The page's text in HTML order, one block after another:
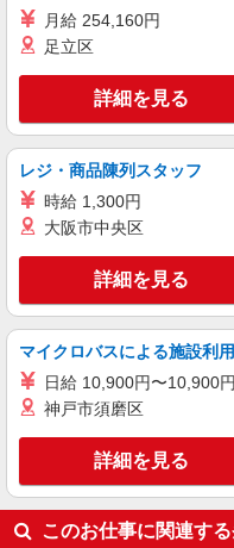
降 時給
キープ
アルバイト
生活協同組合コープみらい
品出し
時給
降 時給＋
東京都
キープ
月給 254,160円
足立区
詳細を見る
レジ・商品陳列スタッフ
時給 1,300円
大阪市中央区
詳細を見る
マイクロバスによる施設利
日給 10,900円〜10,900円
神戸市須磨区
詳細を見る
このお仕事に関連す